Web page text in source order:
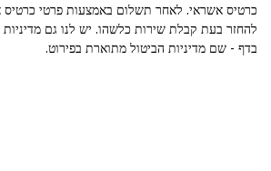
כרטיס אשראי. לאחר תשלום באמצעות פרטי כרטיס
להחזר בעת קבלת שירות כלשהו. יש לנו גם מדיניות
בדף - שם מדיניות הביטול מתוארת בפירוט.